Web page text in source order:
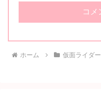
ホーム 仮面ライダー